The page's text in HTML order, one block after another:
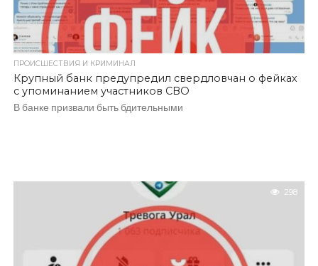
ПРОИСШЕСТВИЯ И КРИМИНАЛ
Крупный банк предупредил свердловчан о фейках
с упоминанием участников СВО
В банке призвали быть бдительными
298